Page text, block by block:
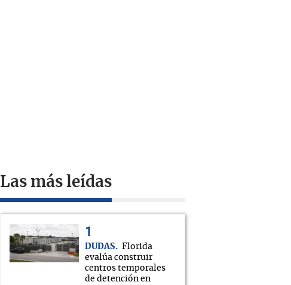
Las más leídas
DUDAS
Florida
evalúa construir
centros temporales
de detención en